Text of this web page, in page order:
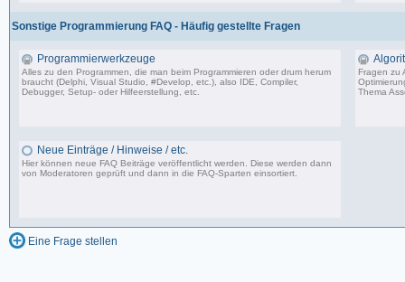
Sonstige Programmierung FAQ - Häufig gestellte Fragen
Programmierwerkzeuge
Alles zu den Programmen, die man beim Programmieren oder drum herum
braucht (Delphi, Visual Studio, #Develop, etc.), also IDE, Compiler,
Debugger, Setup- oder Hilfeerstellung, etc.
Fragen zu
Thema
Neue Einträge / Hinweise / etc.
Hier können neue FAQ Beiträge veröffentlicht werden. Diese werden dann
von Moderatoren geprüft und dann in die FAQ-Sparten einsortiert.
Eine Frage stellen